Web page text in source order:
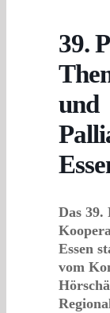
39.
und
Das
Essen
vom